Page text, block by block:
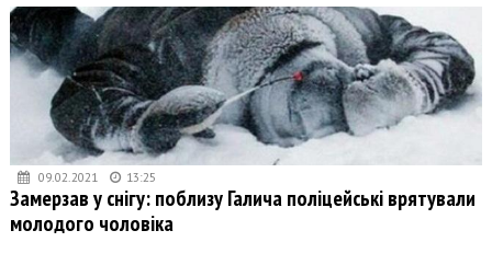
09.02.2021 13:25
Замерзав у снігу: поблизу Галича поліцейські врятували
молодого чоловіка